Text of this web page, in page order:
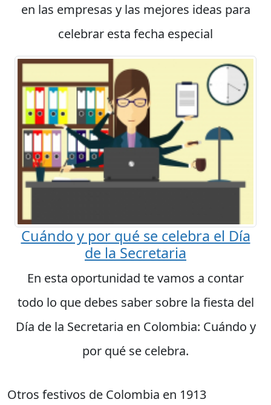
en las empresas y las mejores ideas para
celebrar esta fecha especial
Cuándo y por qué se celebra el Día
de la Secretaria
En esta oportunidad te vamos a contar
todo lo que debes saber sobre la fiesta del
Día de la Secretaria en Colombia: Cuándo y
por qué se celebra.
Otros festivos de Colombia en 1913